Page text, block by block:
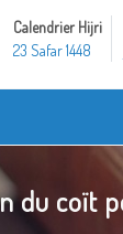
Calendrier Hijri
23 Safar 1448
du coït